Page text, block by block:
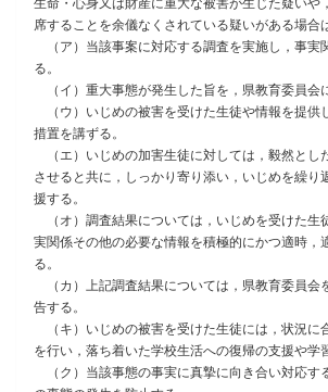
席することを余儀なくされている疑いがある場合
（ア）当該事案に対応する調査を実施し，事実
る。
（イ）重大事態が発生した旨を，県教育委員会
（ウ）いじめの被害を受けた生徒や情報を提供
措置を講ずる。
（エ）いじめの加害生徒に対しては，毅然とし
させると共に，しっかり寄り添い，いじめを繰り
援する。
（オ）調査結果については，いじめを受けた生
実関係その他の必要な情報を積極的にかつ適時，
る。
（カ）上記調査結果については，県教育委員会
告する。
（キ）いじめの被害を受けた生徒には，状況に
を行い，落ち着いた学校生活への復帰の支援や学
（ク）当該事態の事実に真摯に向き合い対応す